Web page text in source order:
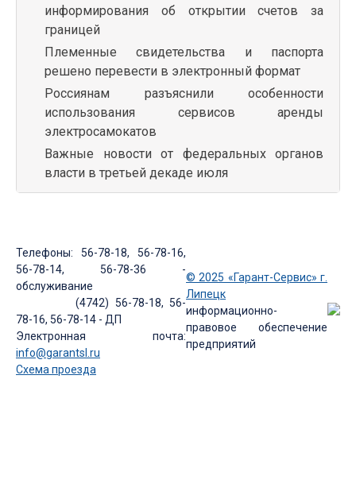
информирования об открытии счетов за
границей
Племенные свидетельства и паспорта
решено перевести в электронный формат
Россиянам разъяснили особенности
использования сервисов аренды
электросамокатов
Важные новости от федеральных органов
власти в третьей декаде июля
Телефоны: 56-78-18, 56-78-16,
56-78-14, 56-78-36 -
обслуживание
(4742) 56-78-18, 56-
78-16, 56-78-14 - ДП
Электронная почта:
info@garantsl.ru
Схема проезда
© 2025 «Гарант-Сервис» г.
Липецк
информационно-
правовое обеспечение
предприятий